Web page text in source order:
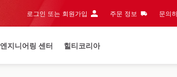
로그인 또는 회원가입 주문 정보 문의
엔지니어링 센터 힐티코리아